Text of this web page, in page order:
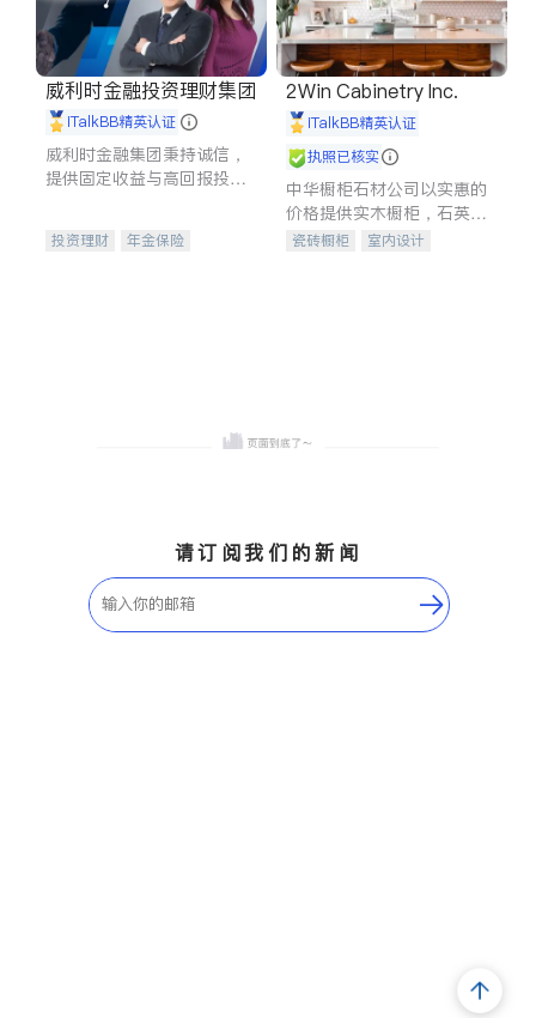
威利时金融投资理财集团
iTalkBB精英认证
威利时金融集团秉持诚信，
提供固定收益与高回报投资
合，助力客户实现目标
投资理财
年金保险
2Win Cabinetry Inc.
iTalkBB精英认证
执照已核实
中华橱柜石材公司以实惠的
价格提供实木橱柜，石英石
台面，多种优质不锈钢水
瓷砖橱柜
室内设计
请订阅我们的新闻